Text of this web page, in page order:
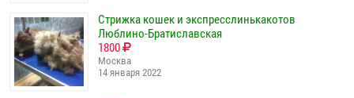
Стрижка кошек и экспресслинькакотов
Люблино-Братиславская
1800
Москва
14 января 2022